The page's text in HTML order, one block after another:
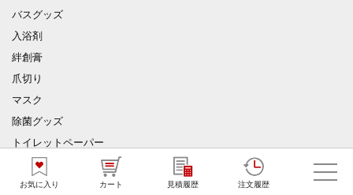
お気に入り カート 見積履歴 注文履歴
バスグッズ
入浴剤
絆創膏
爪切り
マスク
除菌グッズ
トイレットペーパー
ウェットティッシュ